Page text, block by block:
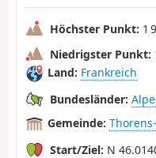
Höchster Punkt: 1
Niedrigster Punkt:
Land: Frankreich
Bundesländer:
Gemeinde:
Start/Ziel: N